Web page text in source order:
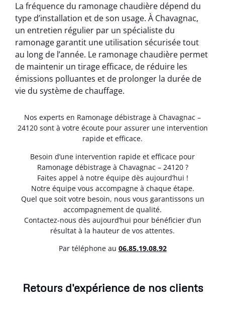
La fréquence du ramonage chaudière dépend du
type d’installation et de son usage. À Chavagnac,
un entretien régulier par un spécialiste du
ramonage garantit une utilisation sécurisée tout
au long de l’année. Le ramonage chaudière permet
de maintenir un tirage efficace, de réduire les
émissions polluantes et de prolonger la durée de
vie du système de chauffage.
Nos experts en Ramonage débistrage à Chavagnac –
24120 sont à votre écoute pour assurer une intervention
rapide et efficace.
Besoin d’une intervention rapide et efficace pour
Ramonage débistrage à Chavagnac – 24120 ?
Faites appel à notre équipe dès aujourd’hui !
Notre équipe vous accompagne à chaque étape.
Quel que soit votre besoin, nous vous garantissons un
accompagnement de qualité.
Contactez-nous dès aujourd’hui pour bénéficier d’un
résultat à la hauteur de vos attentes.
Par téléphone au 06.85.19.08.92
Retours d'expérience de nos clients